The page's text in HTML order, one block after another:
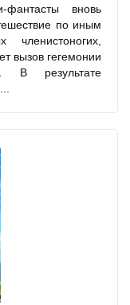
фантасты вновь
по иным
вызов гегемонии
В результате